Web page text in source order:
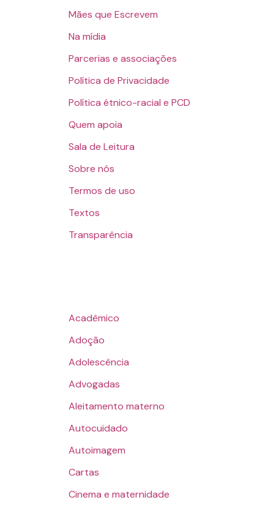
Mães que Escrevem
Na mídia
Parcerias e associações
Política de Privacidade
Política étnico-racial e PCD
Quem apoia
Sala de Leitura
Sobre nós
Termos de uso
Textos
Transparência
Acadêmico
Adoção
Adolescência
Advogadas
Aleitamento materno
Autocuidado
Autoimagem
Cartas
Cinema e maternidade